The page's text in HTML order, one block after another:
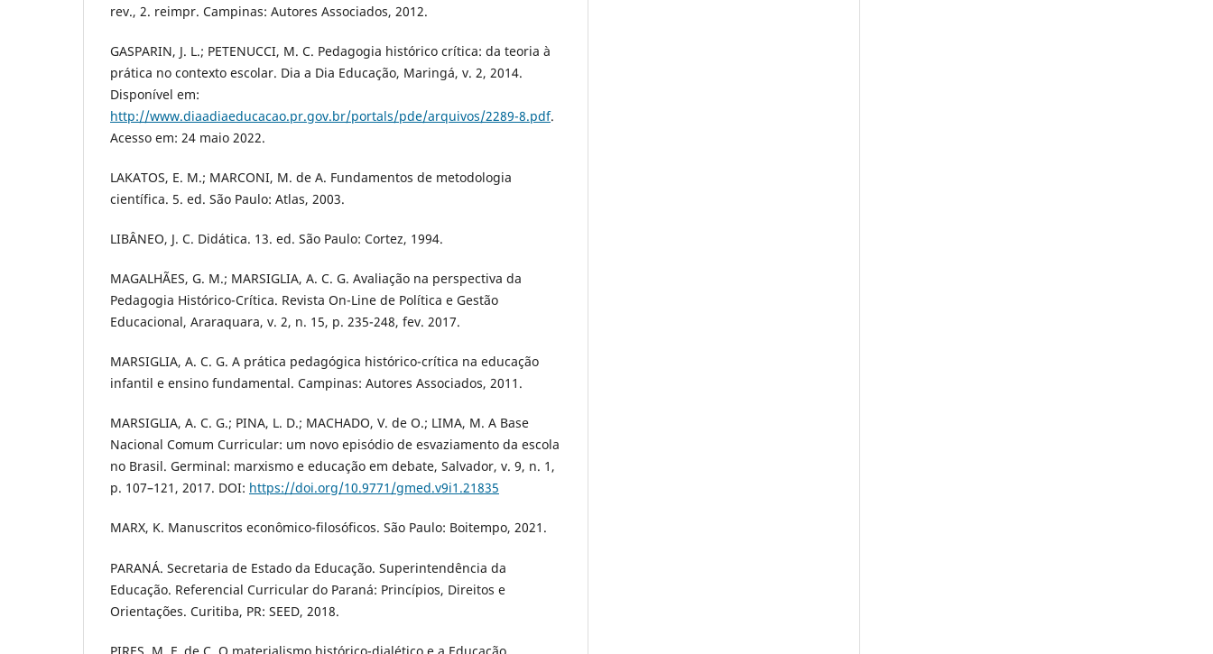
rev., 2. reimpr. Campinas: Autores Associados, 2012.
GASPARIN, J. L.; PETENUCCI, M. C. Pedagogia histórico crítica: da teoria à
prática no contexto escolar. Dia a Dia Educação, Maringá, v. 2, 2014.
Disponível em:
http://www.diaadiaeducacao.pr.gov.br/portals/pde/arquivos/2289-8.pdf.
Acesso em: 24 maio 2022.
LAKATOS, E. M.; MARCONI, M. de A. Fundamentos de metodologia
científica. 5. ed. São Paulo: Atlas, 2003.
LIBÂNEO, J. C. Didática. 13. ed. São Paulo: Cortez, 1994.
MAGALHÃES, G. M.; MARSIGLIA, A. C. G. Avaliação na perspectiva da
Pedagogia Histórico-Crítica. Revista On-Line de Política e Gestão
Educacional, Araraquara, v. 2, n. 15, p. 235-248, fev. 2017.
MARSIGLIA, A. C. G. A prática pedagógica histórico-crítica na educação
infantil e ensino fundamental. Campinas: Autores Associados, 2011.
MARSIGLIA, A. C. G.; PINA, L. D.; MACHADO, V. de O.; LIMA, M. A Base
Nacional Comum Curricular: um novo episódio de esvaziamento da escola
no Brasil. Germinal: marxismo e educação em debate, Salvador, v. 9, n. 1,
p. 107–121, 2017. DOI: https://doi.org/10.9771/gmed.v9i1.21835
MARX, K. Manuscritos econômico-filosóficos. São Paulo: Boitempo, 2021.
PARANÁ. Secretaria de Estado da Educação. Superintendência da
Educação. Referencial Curricular do Paraná: Princípios, Direitos e
Orientações. Curitiba, PR: SEED, 2018.
PIRES, M. F. de C. O materialismo histórico-dialético e a Educação.